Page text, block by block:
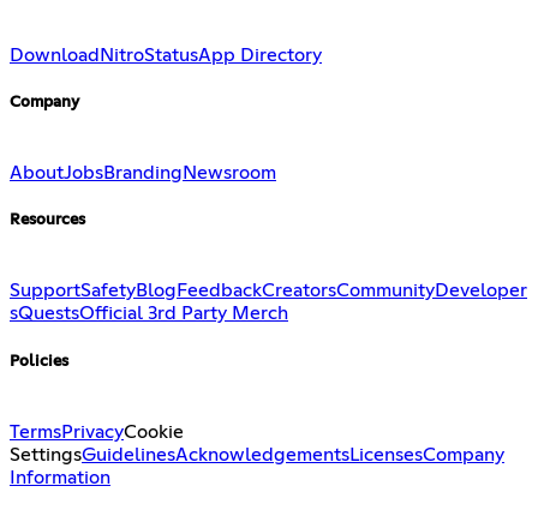
Download NitroStatusApp Directory
Company
AboutJobsBranding Newsroom
Resources
SupportSafetyBlog FeedbackCreatorsCommunityDeveloper
sQuestsOfficial 3rd Party Merch
Policies
TermsPrivacyCookie
SettingsGuidelinesAcknowledgementsLicensesCompany
Information